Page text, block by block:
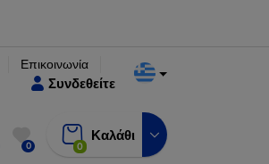
Επικοινωνία
Συνδεθείτε
0 0
Καλάθι